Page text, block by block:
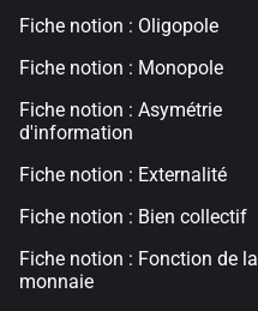
Fiche notion : Oligopole
Fiche notion : Monopole
Fiche notion : Asymétrie
d'information
Fiche notion : Externalité
Fiche notion : Bien collectif
Fiche notion : Fonction de la
monnaie